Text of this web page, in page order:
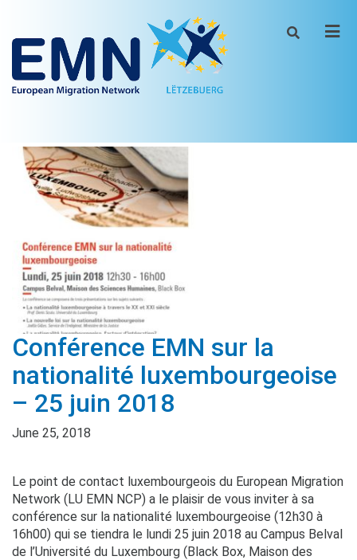
Conférence EMN sur la
nationalité luxembourgeoise
– 25 juin 2018
June 25, 2018
Le point de contact luxembourgeois du European Migration
Network (LU EMN NCP) a le plaisir de vous inviter à sa
conférence sur la nationalité luxembourgeoise (12h30 à
16h00) qui se tiendra le lundi 25 juin 2018 au Campus Belval
de l’Université du Luxembourg (Black Box, Maison des